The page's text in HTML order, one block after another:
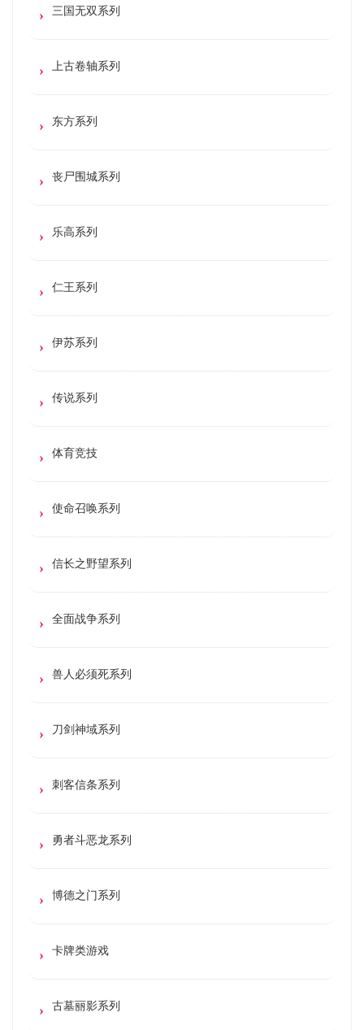
三国无双系列
上古卷轴系列
东方系列
丧尸围城系列
乐高系列
仁王系列
伊苏系列
传说系列
体育竞技
使命召唤系列
信长之野望系列
全面战争系列
兽人必须死系列
刀剑神域系列
刺客信条系列
勇者斗恶龙系列
博德之门系列
卡牌类游戏
古墓丽影系列